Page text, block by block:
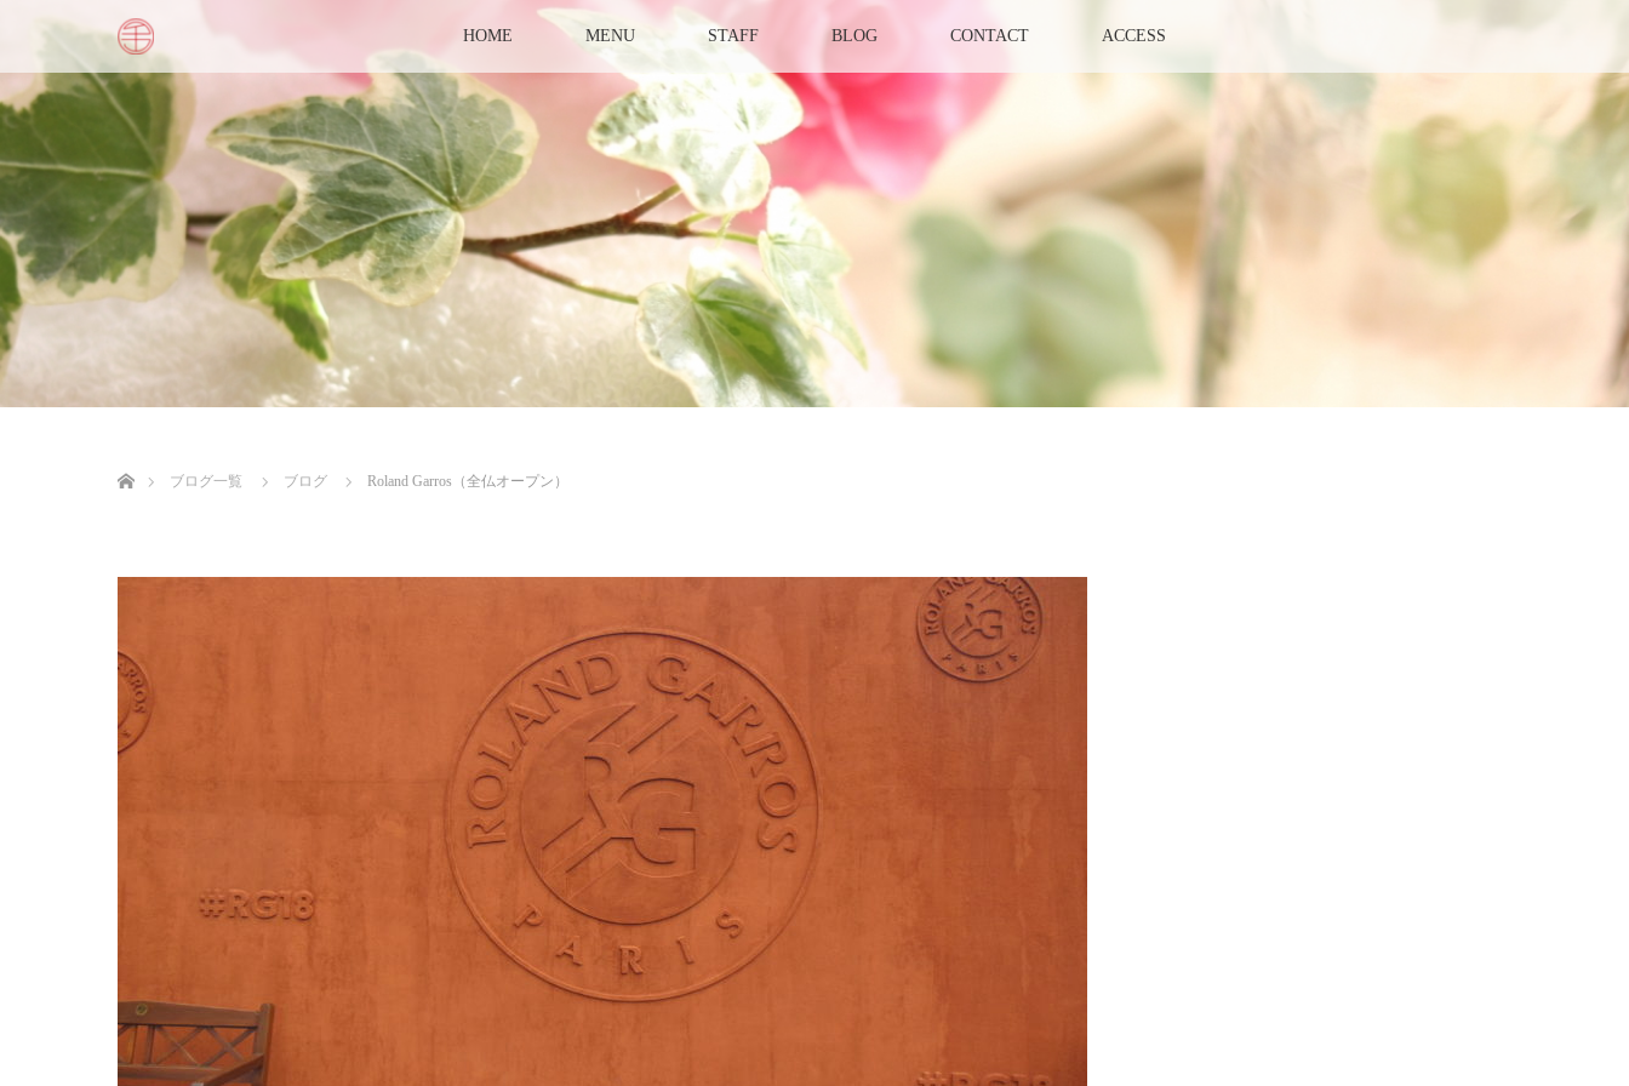
HOME MENU STAFF BLOG CONTACT ACCESS
ブログ一覧
ブログ Roland Garros（全仏オープン）